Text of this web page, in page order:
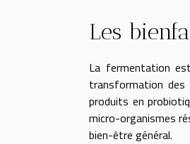
Les
La fermentation
transformation
produits en
micro-organismes
bien-être général.